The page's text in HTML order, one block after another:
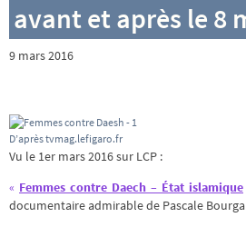
avant et après le 8
9 mars 2016
D’après tvmag.lefigaro.fr
Vu le 1er mars 2016 sur LCP :
« Femmes contre Daech – État islamique
documentaire admirable de Pascale